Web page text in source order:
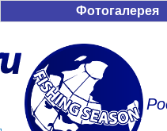
Фотогалерея